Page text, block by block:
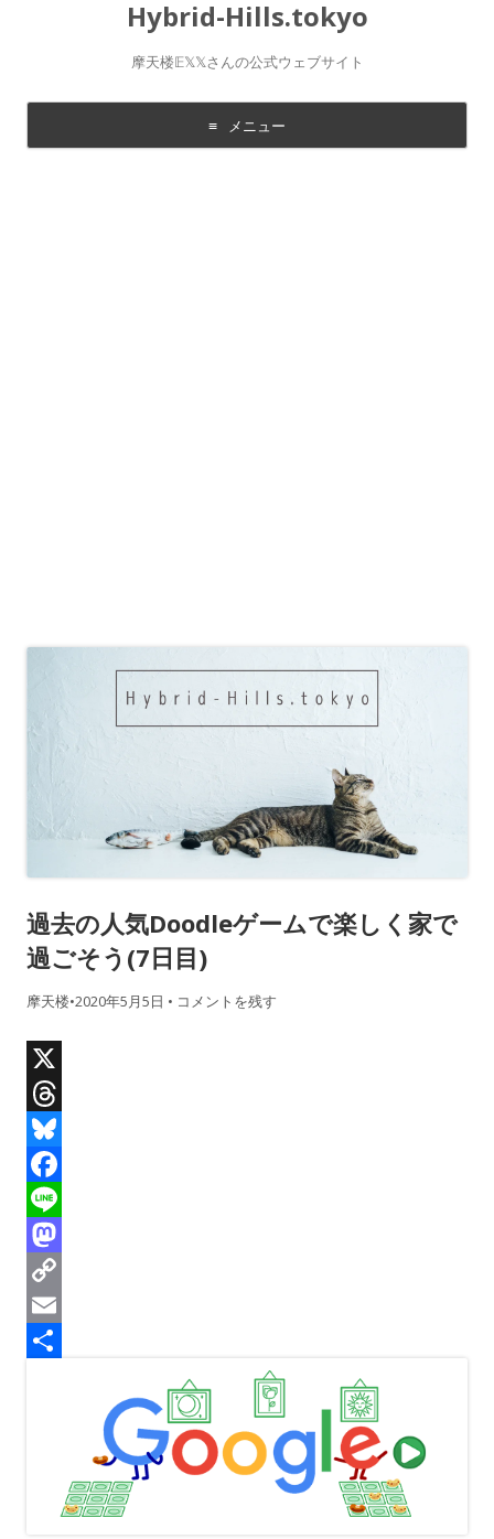
Hybrid-Hills.tokyo
摩天楼𝔼𝕏𝕏さんの公式ウェブサイト
メニュー
コ
過去の人気Doodleゲームで楽しく家で
過ごそう(7日目)
摩天楼•2020年5月5日 • コメントを残す
X
T
h
r
e
a
d
s
B
u
e
s
k
F
a
c
e
b
L
n
e
M
a
s
C
o
E